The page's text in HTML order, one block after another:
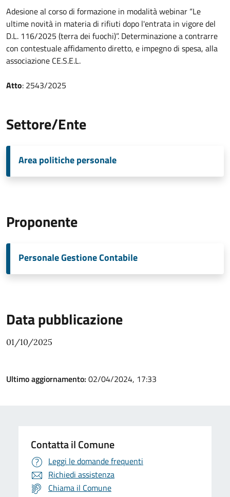
Adesione al corso di formazione in modalità webinar “Le
ultime novità in materia di rifiuti dopo l'entrata in vigore del
D.L. 116/2025 (terra dei fuochi)”. Determinazione a contrarre
con contestuale affidamento diretto, e impegno di spesa, alla
associazione CE.S.E.L.
Atto: 2543/2025
Settore/Ente
Area politiche personale
Proponente
Personale Gestione Contabile
Data pubblicazione
01/10/2025
Ultimo aggiornamento: 02/04/2024, 17:33
Contatta il Comune
Leggi le domande frequenti
Richiedi assistenza
Chiama il Comune